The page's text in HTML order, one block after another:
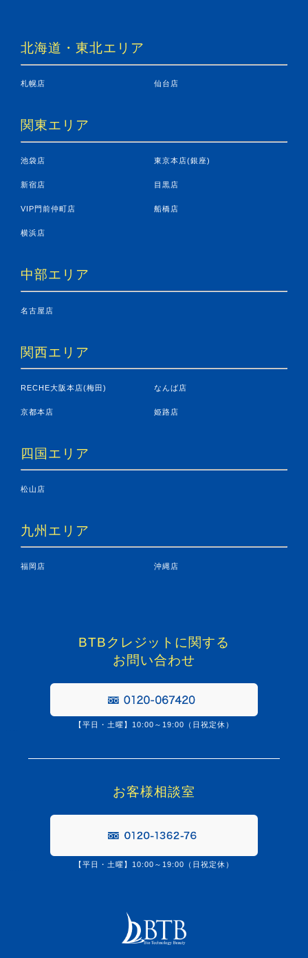
北海道・東北エリア
札幌店 仙台店
関東エリア
池袋店 東京本店(銀座)
新宿店 目黒店
VIP門前仲町店 船橋店
横浜店
中部エリア
名古屋店
関西エリア
RECHE大阪本店(梅田) なんば店
京都本店 姫路店
四国エリア
松山店
九州エリア
福岡店 沖縄店
BTBクレジットに関する
お問い合わせ
【平日・土曜】10:00～19:00（日祝定休）
お客様相談室
【平日・土曜】10:00～19:00（日祝定休）